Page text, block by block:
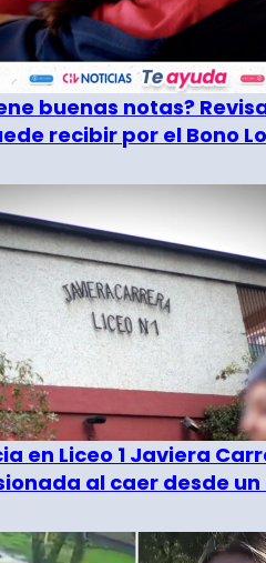
buenas notas?
recibir por el Bono
en Liceo 1 Javiera
al caer desde